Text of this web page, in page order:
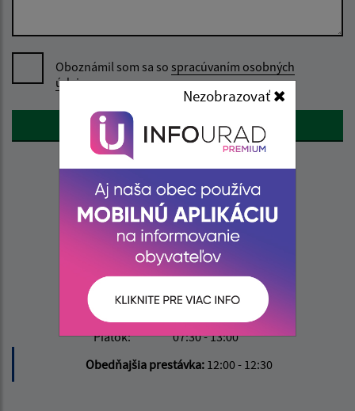
Nezobrazovať
Oboznámil som sa so spracúvaním osobných
údajov
Google reCaptcha ResponseOdoslať správu
Úradné hodiny:
Čas
Pondelok:
07:30 - 15:30
Utorok:
nestránkový deň
Streda:
07:30 - 17:00
Štvrtok:
nestránkový deň
Piatok:
07:30 - 13:00
Obedňajšia prestávka: 12:00 - 12:30